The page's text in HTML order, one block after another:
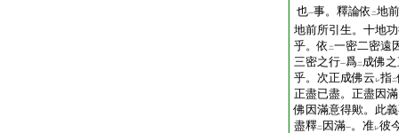
也一事。釋論依 二地
地前所引生。十地
乎。依 二一密二密遠
三密之行一爲二 成佛
乎。次正成佛云 レ指二
正盡已盡。正盡因
佛因滿意得歟。此
盡釋二 因滿一。准レ彼